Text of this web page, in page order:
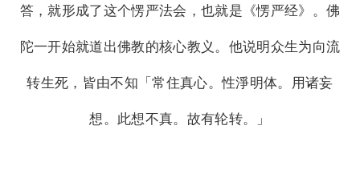
答，就形成了这个愣严法会，也就是《愣严经》。佛
陀一开始就道出佛教的核心教义。他说明众生为向流
转生死，皆由不知「常住真心。性淨明体。用诸妄
想。此想不真。故有轮转。」